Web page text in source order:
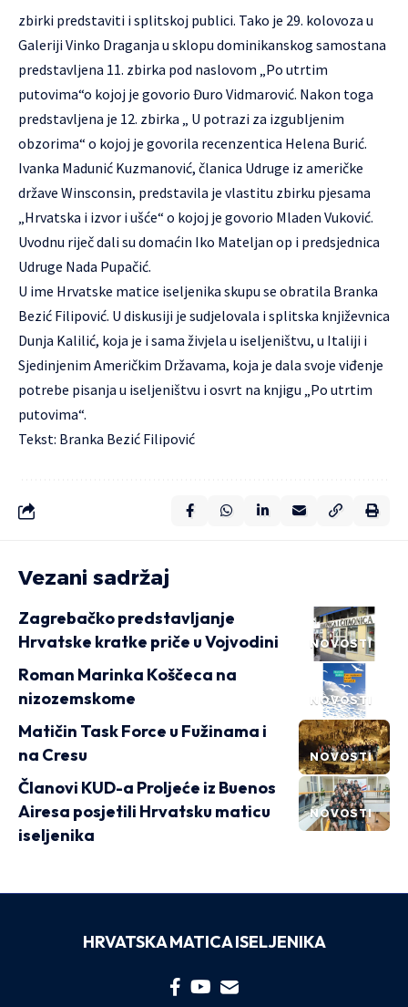
zbirki predstaviti i splitskoj publici. Tako je 29. kolovoza u
Galeriji Vinko Draganja u sklopu dominikanskog samostana
predstavljena 11. zbirka pod naslovom „Po utrtim
putovima“o kojoj je govorio Đuro Vidmarović. Nakon toga
predstavljena je 12. zbirka „ U potrazi za izgubljenim
obzorima“ o kojoj je govorila recenzentica Helena Burić.
Ivanka Madunić Kuzmanović, članica Udruge iz američke
države Winsconsin, predstavila je vlastitu zbirku pjesama
„Hrvatska i izvor i ušće“ o kojoj je govorio Mladen Vuković.
Uvodnu riječ dali su domaćin Iko Mateljan op i predsjednica
Udruge Nada Pupačić.
U ime Hrvatske matice iseljenika skupu se obratila Branka
Bezić Filipović. U diskusiji je sudjelovala i splitska književnica
Dunja Kalilić, koja je i sama živjela u iseljeništvu, u Italiji i
Sjedinjenim Američkim Državama, koja je dala svoje viđenje
potrebe pisanja u iseljeništvu i osvrt na knjigu „Po utrtim
putovima“.
Tekst: Branka Bezić Filipović
Vezani sadržaj
NOVOSTI
Zagrebačko predstavljanje
Hrvatske kratke priče u Vojvodini
NOVOSTI
Roman Marinka Koščeca na
nizozemskome
NOVOSTI
Matičin Task Force u Fužinama i
na Cresu
NOVOSTI
Članovi KUD-a Proljeće iz Buenos
Airesa posjetili Hrvatsku maticu
iseljenika
HRVATSKA MATICA ISELJENIKA